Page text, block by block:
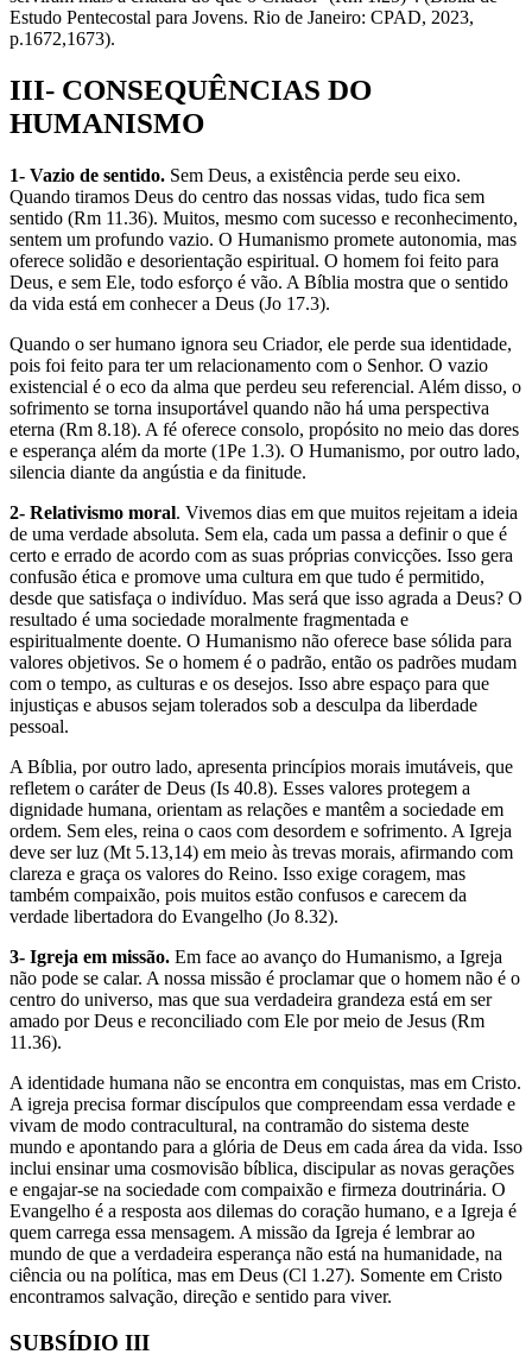
Estudo Pentecostal para Jovens. Rio de Janeiro: CPAD, 2023,
p.1672,1673).
III- CONSEQUÊNCIAS DO
HUMANISMO
1- Vazio de sentido. Sem Deus, a existência perde seu eixo.
Quando tiramos Deus do centro das nossas vidas, tudo fica sem
sentido (Rm 11.36). Muitos, mesmo com sucesso e reconhecimento,
sentem um profundo vazio. O Humanismo promete autonomia, mas
oferece solidão e desorientação espiritual. O homem foi feito para
Deus, e sem Ele, todo esforço é vão. A Bíblia mostra que o sentido
da vida está em conhecer a Deus (Jo 17.3).
Quando o ser humano ignora seu Criador, ele perde sua identidade,
pois foi feito para ter um relacionamento com o Senhor. O vazio
existencial é o eco da alma que perdeu seu referencial. Além disso, o
sofrimento se torna insuportável quando não há uma perspectiva
eterna (Rm 8.18). A fé oferece consolo, propósito no meio das dores
e esperança além da morte (1Pe 1.3). O Humanismo, por outro lado,
silencia diante da angústia e da finitude.
2- Relativismo moral. Vivemos dias em que muitos rejeitam a ideia
de uma verdade absoluta. Sem ela, cada um passa a definir o que é
certo e errado de acordo com as suas próprias convicções. Isso gera
confusão ética e promove uma cultura em que tudo é permitido,
desde que satisfaça o indivíduo. Mas será que isso agrada a Deus? O
resultado é uma sociedade moralmente fragmentada e
espiritualmente doente. O Humanismo não oferece base sólida para
valores objetivos. Se o homem é o padrão, então os padrões mudam
com o tempo, as culturas e os desejos. Isso abre espaço para que
injustiças e abusos sejam tolerados sob a desculpa da liberdade
pessoal.
A Bíblia, por outro lado, apresenta princípios morais imutáveis, que
refletem o caráter de Deus (Is 40.8). Esses valores protegem a
dignidade humana, orientam as relações e mantêm a sociedade em
ordem. Sem eles, reina o caos com desordem e sofrimento. A Igreja
deve ser luz (Mt 5.13,14) em meio às trevas morais, afirmando com
clareza e graça os valores do Reino. Isso exige coragem, mas
também compaixão, pois muitos estão confusos e carecem da
verdade libertadora do Evangelho (Jo 8.32).
3- Igreja em missão. Em face ao avanço do Humanismo, a Igreja
não pode se calar. A nossa missão é proclamar que o homem não é o
centro do universo, mas que sua verdadeira grandeza está em ser
amado por Deus e reconciliado com Ele por meio de Jesus (Rm
11.36).
A identidade humana não se encontra em conquistas, mas em Cristo.
A igreja precisa formar discípulos que compreendam essa verdade e
vivam de modo contracultural, na contramão do sistema deste
mundo e apontando para a glória de Deus em cada área da vida. Isso
inclui ensinar uma cosmovisão bíblica, discipular as novas gerações
e engajar-se na sociedade com compaixão e firmeza doutrinária. O
Evangelho é a resposta aos dilemas do coração humano, e a Igreja é
quem carrega essa mensagem. A missão da Igreja é lembrar ao
mundo de que a verdadeira esperança não está na humanidade, na
ciência ou na política, mas em Deus (Cl 1.27). Somente em Cristo
encontramos salvação, direção e sentido para viver.
SUBSÍDIO III